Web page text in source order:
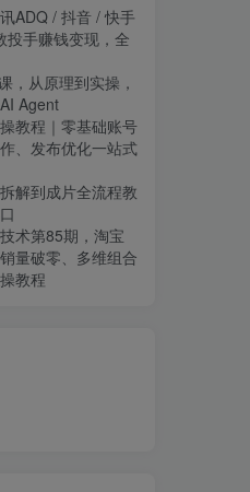
ADQ / 抖音 / 快手
投手赚钱变现，全
，从原理到实操，
Agent
教程｜零基础账号
、发布优化一站式
解到成片全流程教
术第85期，淘宝
量破零、多维组合
教程